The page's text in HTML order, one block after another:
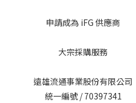
申請成為 iFG 供應商
大宗採購服務
遠雄流通事業股份有限公司
統一編號 / 70397341